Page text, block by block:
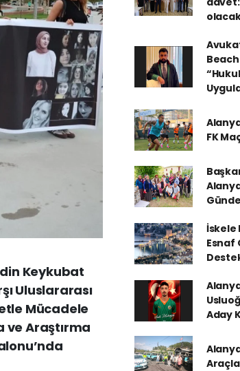
Keykubat
Uluslararası
Mücadele
ve Araştırma
FK
İskele
Esnaf
Aday